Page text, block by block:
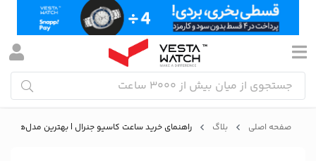
صفحه اصلی بلاگ راهنمای خرید ساعت کاسیو جنرال | بهترین مدل‌ها بر